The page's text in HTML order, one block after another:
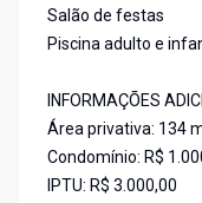
Salão de festas
Piscina adulto e
INFORMAÇÕES
Área privativa: 134
Condomínio: R$
IPTU: R$ 3.000,00